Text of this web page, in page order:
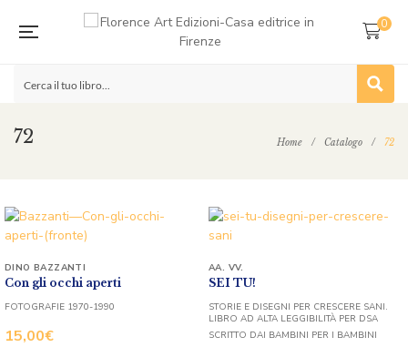
0
72 Home / Catalogo / 72
Con gli occhi aperti
15,00€
DINO BAZZANTI
FOTOGRAFIE 1970-1990
SEI TU!
AA. VV.
STORIE E DISEGNI PER CRESCERE SANI.
LIBRO AD ALTA LEGGIBILITÀ PER DSA
SCRITTO DAI BAMBINI PER I BAMBINI